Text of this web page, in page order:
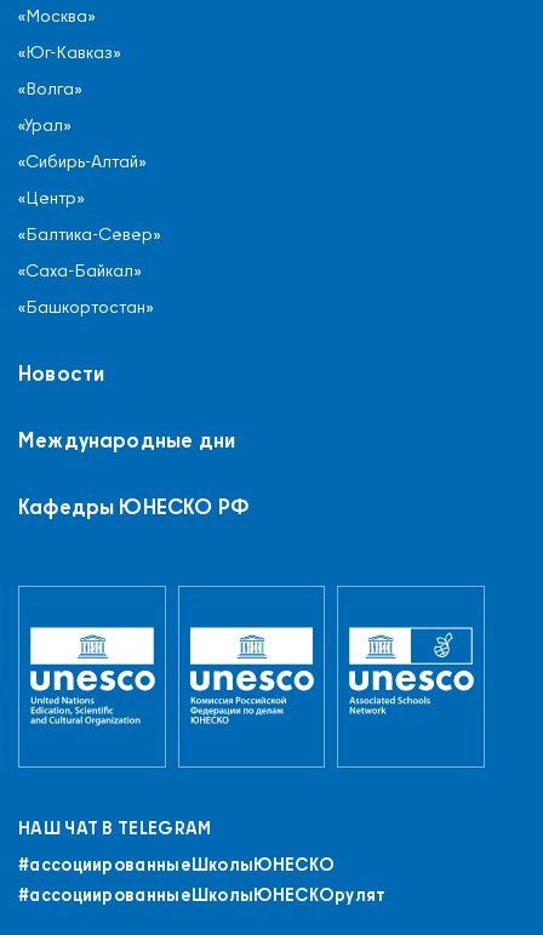
«Москва»
«Юг-Кавказ»
«Волга»
«Урал»
«Сибирь-Алтай»
«Центр»
«Балтика-Север»
«Саха-Байкал»
«Башкортостан»
Новости
Международные дни
Кафедры ЮНЕСКО РФ
НАШ ЧАТ В TELEGRAM
#ассоциированныеШколыЮНЕСКO
#ассоциированныеШколыЮНЕСКОрулят